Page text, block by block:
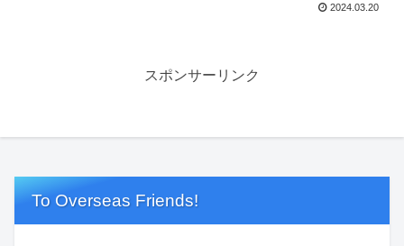
2024.03.20
スポンサーリンク
To Overseas Friends!